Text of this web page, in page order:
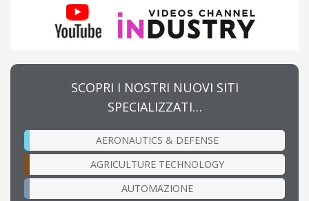
SCOPRI I NOSTRI NUOVI SITI
SPECIALIZZATI…
AERONAUTICS & DEFENSE
AGRICULTURE TECHNOLOGY
AUTOMAZIONE